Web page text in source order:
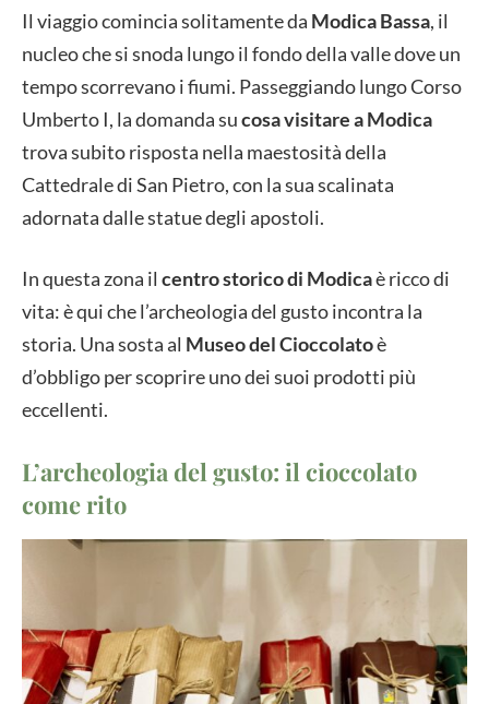
Il viaggio comincia solitamente da Modica Bassa, il
nucleo che si snoda lungo il fondo della valle dove un
tempo scorrevano i fiumi. Passeggiando lungo Corso
Umberto I, la domanda sucosa visitare a Modica
trova subito risposta nella maestosità della
Cattedrale di San Pietro, con la sua scalinata
adornata dalle statue degli apostoli.
In questa zona il centro storico di Modicaè ricco di
vita: è qui che l’archeologia del gusto incontra la
storia. Una sosta al Museo del Cioccolatoè
d’obbligo per scoprire uno dei suoi prodotti più
eccellenti.
L’archeologia del gusto: il cioccolato
come rito